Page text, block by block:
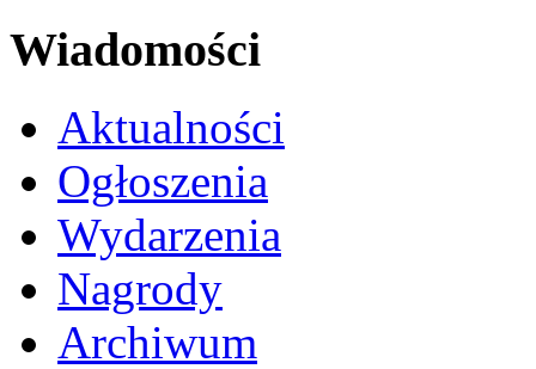
Wiadomości
Aktualności
Ogłoszenia
Wydarzenia
Nagrody
Archiwum